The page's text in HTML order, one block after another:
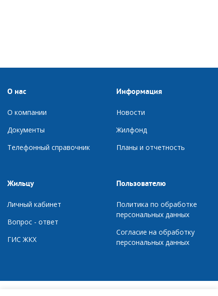
О нас
О компании
Документы
Телефонный справочник
Информация
Новости
Жилфонд
Планы и отчетность
Жильцу
Личный кабинет
Вопрос - ответ
ГИС ЖКХ
Пользователю
Политика по обработке
персональных данных
Согласие на обработку
персональных данных